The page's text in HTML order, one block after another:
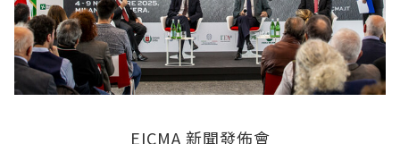
EICMA 新聞發佈會